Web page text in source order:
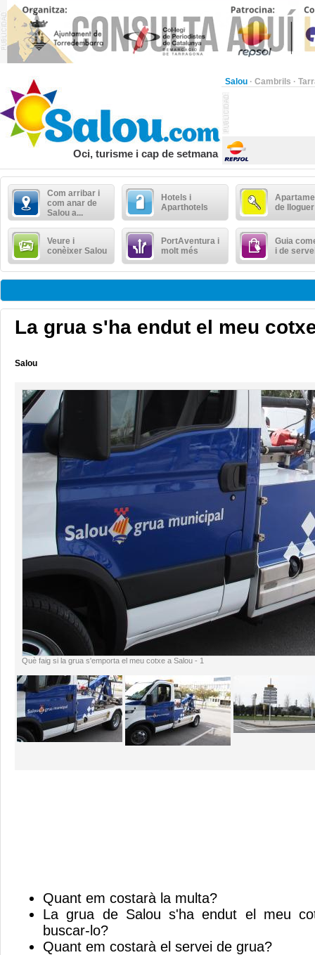
Salou · Cambrils ·
Oci, turisme i cap de setmana
Com arribar i
com anar de
Salou a...
Hotels i
Aparthotels
de lloguer
Veure i
conèixer Salou
PortAventura i
molt més
Guia
i de
La grua s'ha endut el meu
Salou
Què faig si la grua s'emporta el meu cotxe a Salou - 1
Quant em costarà la multa?
La grua de Salou s'ha endut el meu
buscar-lo?
Quant em costarà el servei de grua?